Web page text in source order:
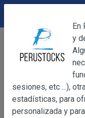
Alimentación
OBJETO
DEVOLUCIONES
En
y
sesiones, etc ...),
estadísticas, para
personalizada y